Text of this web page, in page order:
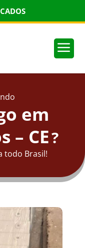
a
em
– CE?
todo Brasil!